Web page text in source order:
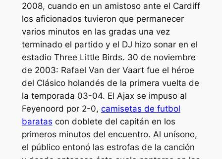
2008, cuando en un amistoso ante el Cardiff
los aficionados tuvieron que permanecer
varios minutos en las gradas una vez
terminado el partido y el DJ hizo sonar en el
estadio Three Little Birds. 30 de noviembre
de 2003: Rafael Van der Vaart fue el héroe
del Clásico holandés de la primera vuelta de
la temporada 03-04. El Ajax se impuso al
Feyenoord por 2-0, camisetas de futbol
baratas con doblete del capitán en los
primeros minutos del encuentro. Al unísono,
el público entonó las estrofas de la canción